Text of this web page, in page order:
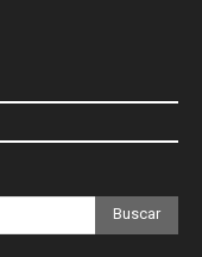
Buscar